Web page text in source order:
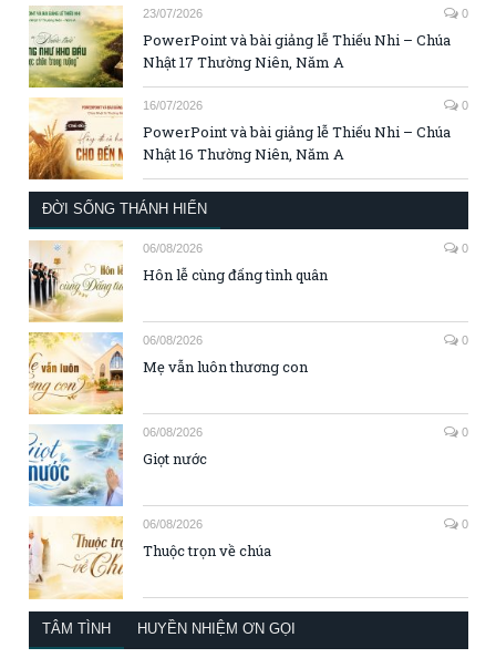
23/07/2026 0
PowerPoint và bài giảng lễ Thiếu Nhi – Chúa
Nhật 17 Thường Niên, Năm A
16/07/2026 0
PowerPoint và bài giảng lễ Thiếu Nhi – Chúa
Nhật 16 Thường Niên, Năm A
ĐỜI SỐNG THÁNH HIẾN
06/08/2026 0
Hôn lễ cùng đấng tình quân
06/08/2026 0
Mẹ vẫn luôn thương con
06/08/2026 0
Giọt nước
06/08/2026 0
Thuộc trọn về chúa
TÂM TÌNH HUYỀN NHIỆM ƠN GỌI